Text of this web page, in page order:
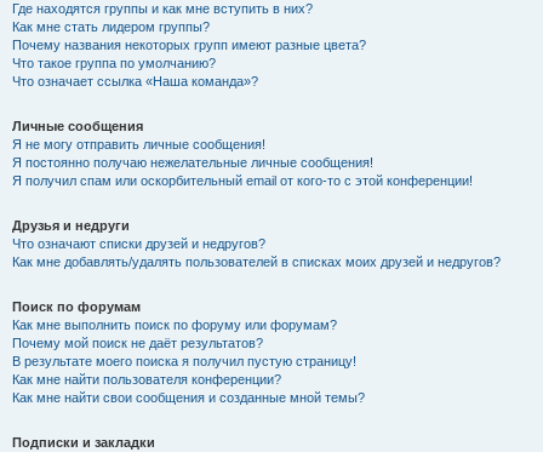
Где находятся группы и как мне вступить в них?
Как мне стать лидером группы?
Почему названия некоторых групп имеют разные цвета?
Что такое группа по умолчанию?
Что означает ссылка «Наша команда»?
Личные сообщения
Я не могу отправить личные сообщения!
Я постоянно получаю нежелательные личные сообщения!
Я получил спам или оскорбительный email от кого-то с этой конференции!
Друзья и недруги
Что означают списки друзей и недругов?
Как мне добавлять/удалять пользователей в списках моих друзей и недругов?
Поиск по форумам
Как мне выполнить поиск по форуму или форумам?
Почему мой поиск не даёт результатов?
В результате моего поиска я получил пустую страницу!
Как мне найти пользователя конференции?
Как мне найти свои сообщения и созданные мной темы?
Подписки и закладки